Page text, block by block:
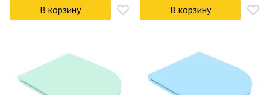
В корзину В корзину